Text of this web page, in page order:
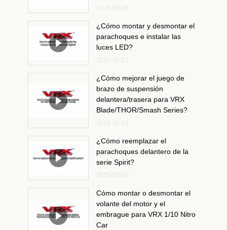
¿Cómo montar y desmontar el
parachoques e instalar las
luces LED?
¿Cómo mejorar el juego de
brazo de suspensión
delantera/trasera para VRX
Blade/THOR/Smash Series?
¿Cómo reemplazar el
parachoques delantero de la
serie Spirit?
Cómo montar o desmontar el
volante del motor y el
embrague para VRX 1/10 Nitro
Car